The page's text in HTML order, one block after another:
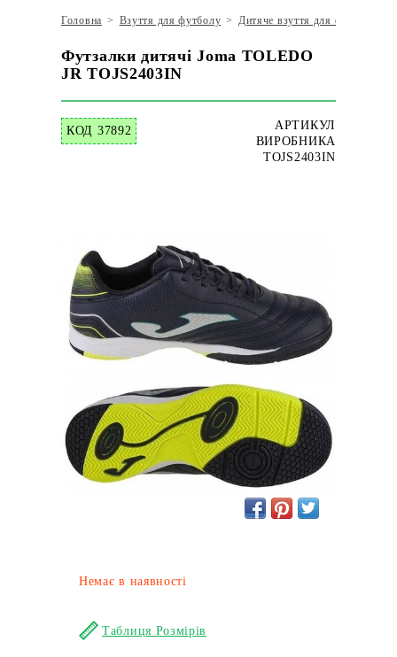
Головна > Взуття для футболу > Дитяче взуття для футболу
Футзалки дитячі Joma TOLEDO
JR TOJS2403IN
КОД 37892
АРТИКУЛ
ВИРОБНИКА
TOJS2403IN
Немає в наявності
Таблиця Розмірів